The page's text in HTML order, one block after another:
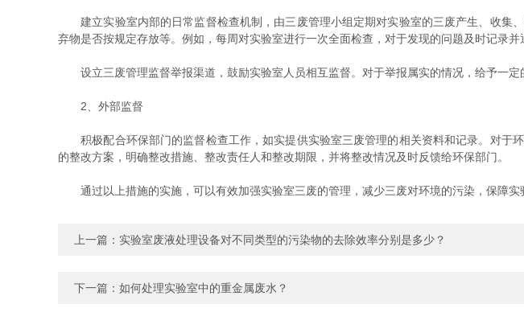
建立实验室内部的日常监督检查机制，由三废管理小组定期对实验室的三废产生、收集
弃物是否按规定存放等。例如，每周对实验室进行一次全面检查，对于发现的问题及时记录并
设立三废管理监督举报渠道，鼓励实验室人员相互监督。对于举报属实的情况，给予一定
2、外部监督
积极配合环保部门的监督检查工作，如实提供实验室三废管理的相关资料和记录。对于
的整改方案，明确整改措施、整改责任人和整改期限，并将整改情况及时反馈给环保部门。
通过以上措施的实施，可以有效加强实验室三废的管理，减少三废对环境的污染，保障实
上一篇： 实验室废液处理设备对不同类型的污染物的去除效率分别是多少？
下一篇： 如何处理实验室中的重金属废水？